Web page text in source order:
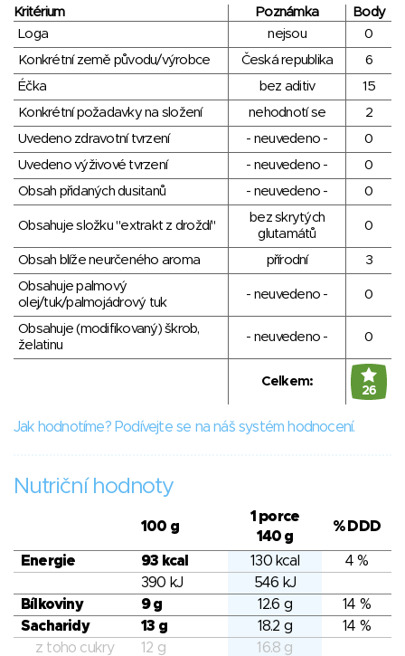
Kritérium Poznámka
Body
Loga
nejsou
0
Konkrétní země původu/výrobce
Česká republika
6
Éčka
bez aditiv
15
Konkrétní požadavky na složení
nehodnotí se
2
Uvedeno zdravotní tvrzení
- neuvedeno -
0
Uvedeno výživové tvrzení
- neuvedeno -
0
Obsah přidaných dusitanů
- neuvedeno - 0
Obsahuje složku "extrakt z droždí"
bez skrytých
glutamátů
0
Obsah blíže neurčeného aroma přírodní
3
Obsahuje palmový
olej/tuk/palmojádrový tuk
- neuvedeno - 0
Obsahuje (modifikovaný) škrob,
želatinu
- neuvedeno - 0
Celkem:
26
Jak hodnotíme? Podívejte se na náš systém hodnocení.
Nutriční hodnoty
100 g
1 porce
140 g
% DDD
Energie 93 kcal 130 kcal
4 %
390 kJ
546 kJ
Bílkoviny
9 g 12.6 g
14 %
Sacharidy
13 g 18.2 g
14 %
z toho cukry
12 g
16.8 g